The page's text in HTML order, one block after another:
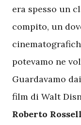
era spesso un
compito, un
potevamo ne
Guardavamo
film di Walt
Roberto